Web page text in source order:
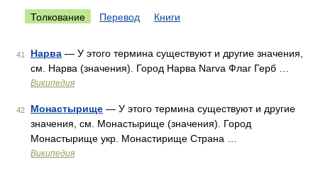
Толкование Перевод Книги
41 Нарва — У этого термина существуют и другие значения,
см. Нарва (значения). Город Нарва Narva Флаг Герб …
Википедия
42 Монастырище — У этого термина существуют и другие
значения, см. Монастырище (значения). Город
Монастырище укр. Монастирище Страна …
Википедия